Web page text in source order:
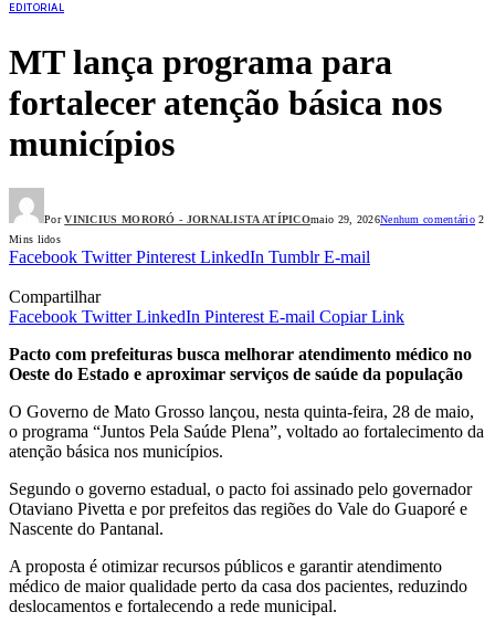
EDITORIAL
MT lança programa para
fortalecer atenção básica nos
municípios
Por VINICIUS MORORÓ - JORNALISTA ATÍPICOmaio 29, 2026Nenhum comentário 2
Mins lidos
Facebook Twitter Pinterest LinkedIn Tumblr E-mail
Compartilhar
Facebook Twitter LinkedIn Pinterest E-mail Copiar Link
Pacto com prefeituras busca melhorar atendimento médico no
Oeste do Estado e aproximar serviços de saúde da população
O Governo de Mato Grosso lançou, nesta quinta-feira, 28 de maio,
o programa “Juntos Pela Saúde Plena”, voltado ao fortalecimento da
atenção básica nos municípios.
Segundo o governo estadual, o pacto foi assinado pelo governador
Otaviano Pivetta e por prefeitos das regiões do Vale do Guaporé e
Nascente do Pantanal.
A proposta é otimizar recursos públicos e garantir atendimento
médico de maior qualidade perto da casa dos pacientes, reduzindo
deslocamentos e fortalecendo a rede municipal.